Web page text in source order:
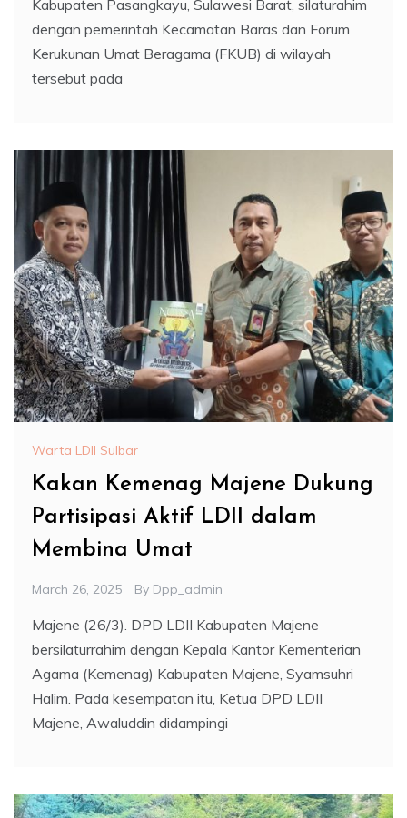
Kabupaten Pasangkayu, Sulawesi Barat, silaturahim
dengan pemerintah Kecamatan Baras dan Forum
Kerukunan Umat Beragama (FKUB) di wilayah
tersebut pada
Warta LDII Sulbar
Kakan Kemenag Majene Dukung
Partisipasi Aktif LDII dalam
Membina Umat
March 26, 2025 By Dpp_admin
Majene (26/3). DPD LDII Kabupaten Majene
bersilaturrahim dengan Kepala Kantor Kementerian
Agama (Kemenag) Kabupaten Majene, Syamsuhri
Halim. Pada kesempatan itu, Ketua DPD LDII
Majene, Awaluddin didampingi